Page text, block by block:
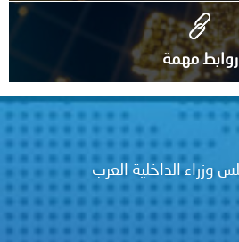
روابط مهمة
الداخلية العرب